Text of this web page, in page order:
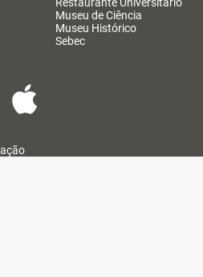
Restaurante Universitário
Museu de Ciência
Museu Histórico
Sebec